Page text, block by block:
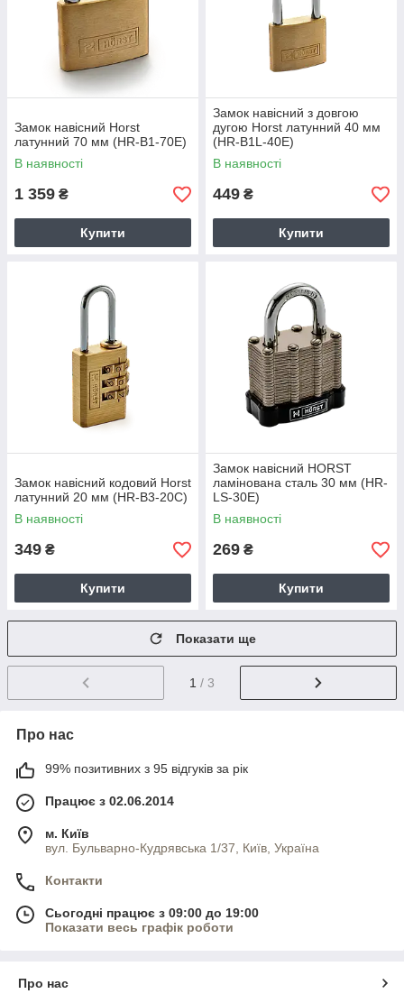
Замок навісний Horst
латунний 70 мм (HR-B1-70E)
В наявності
1 359 ₴
Купити
Замок навісний з довгою
дугою Horst латунний 40 мм
(HR-B1L-40E)
В наявності
449 ₴
Купити
Замок навісний кодовий Horst
латунний 20 мм (HR-B3-20C)
В наявності
349 ₴
Купити
Замок навісний HORST
ламінована сталь 30 мм (HR-
LS-30E)
В наявності
269 ₴
Купити
Показати ще
1 / 3
Про нас
99% позитивних з 95 відгуків за рік
Працює з 02.06.2014
м. Київ
вул. Бульварно-Кудрявська 1/37, Київ, Україна
Контакти
Сьогодні працює з 09:00 до 19:00
Показати весь графік роботи
Про нас